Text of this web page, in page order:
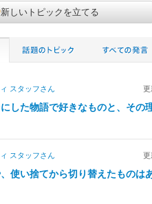
新しいトピックを立てる
スタッフさん 更
した物語で好きなものと、その
スタッフさん 更
使い捨てから切り替えたものは